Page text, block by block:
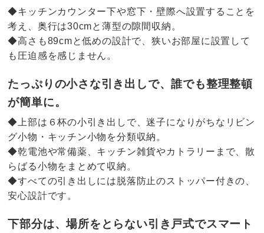
◆キッチンカウンター下や窓下・壁際へ設置することを
考え、奥行は30cmと薄型の隙間収納。
◆高さも89cmと低めの設計で、狭いお部屋に設置して
も圧迫感を感じません。
たっぷりの小さな引き出しで、誰でも整理整頓
が簡単に。
◆上部は６杯の小引き出しで、迷子になりがちなリビン
グ小物・キッチン小物を分類収納。
◆乾電池や常備薬、キッチン雑貨やカトラリーまで、散
らばる小物をまとめて収納。
◆すべての引き出しには脱落防止のストッパー付きの、
安心設計です。
下部分は、場所をとらない引き戸式でスマート